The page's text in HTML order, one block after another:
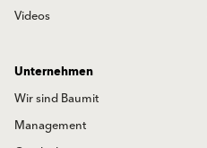
Videos
Unternehmen
Wir sind Baumit
Management